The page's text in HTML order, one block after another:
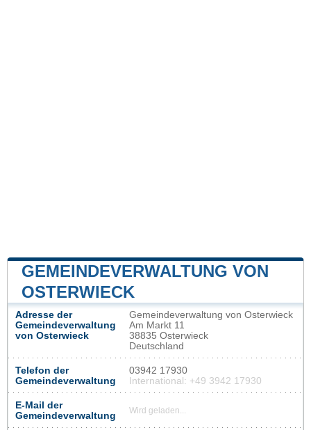
GEMEINDEVERWALTUNG VON
OSTERWIECK
Adresse der
Gemeindeverwaltung
von Osterwieck
Gemeindeverwaltung von Osterwieck
Am Markt 11
38835 Osterwieck
Deutschland
Telefon der
Gemeindeverwaltung
03942 17930
International: +49 3942 17930
E-Mail der
Gemeindeverwaltung
Wird geladen...